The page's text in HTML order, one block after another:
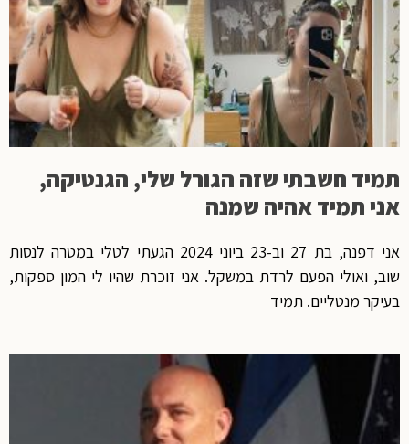
תמיד חשבתי שזה הגורל שלי, הגנטיקה,
אני תמיד אהיה שמנה
אני דפנה, בת 27 וב-23 ביוני 2024 הגעתי לטלי במטרה לנסות
שוב, ואולי הפעם לרדת במשקל. אני זוכרת שהיו לי המון ספקות,
בעיקר מנטליים. תמיד